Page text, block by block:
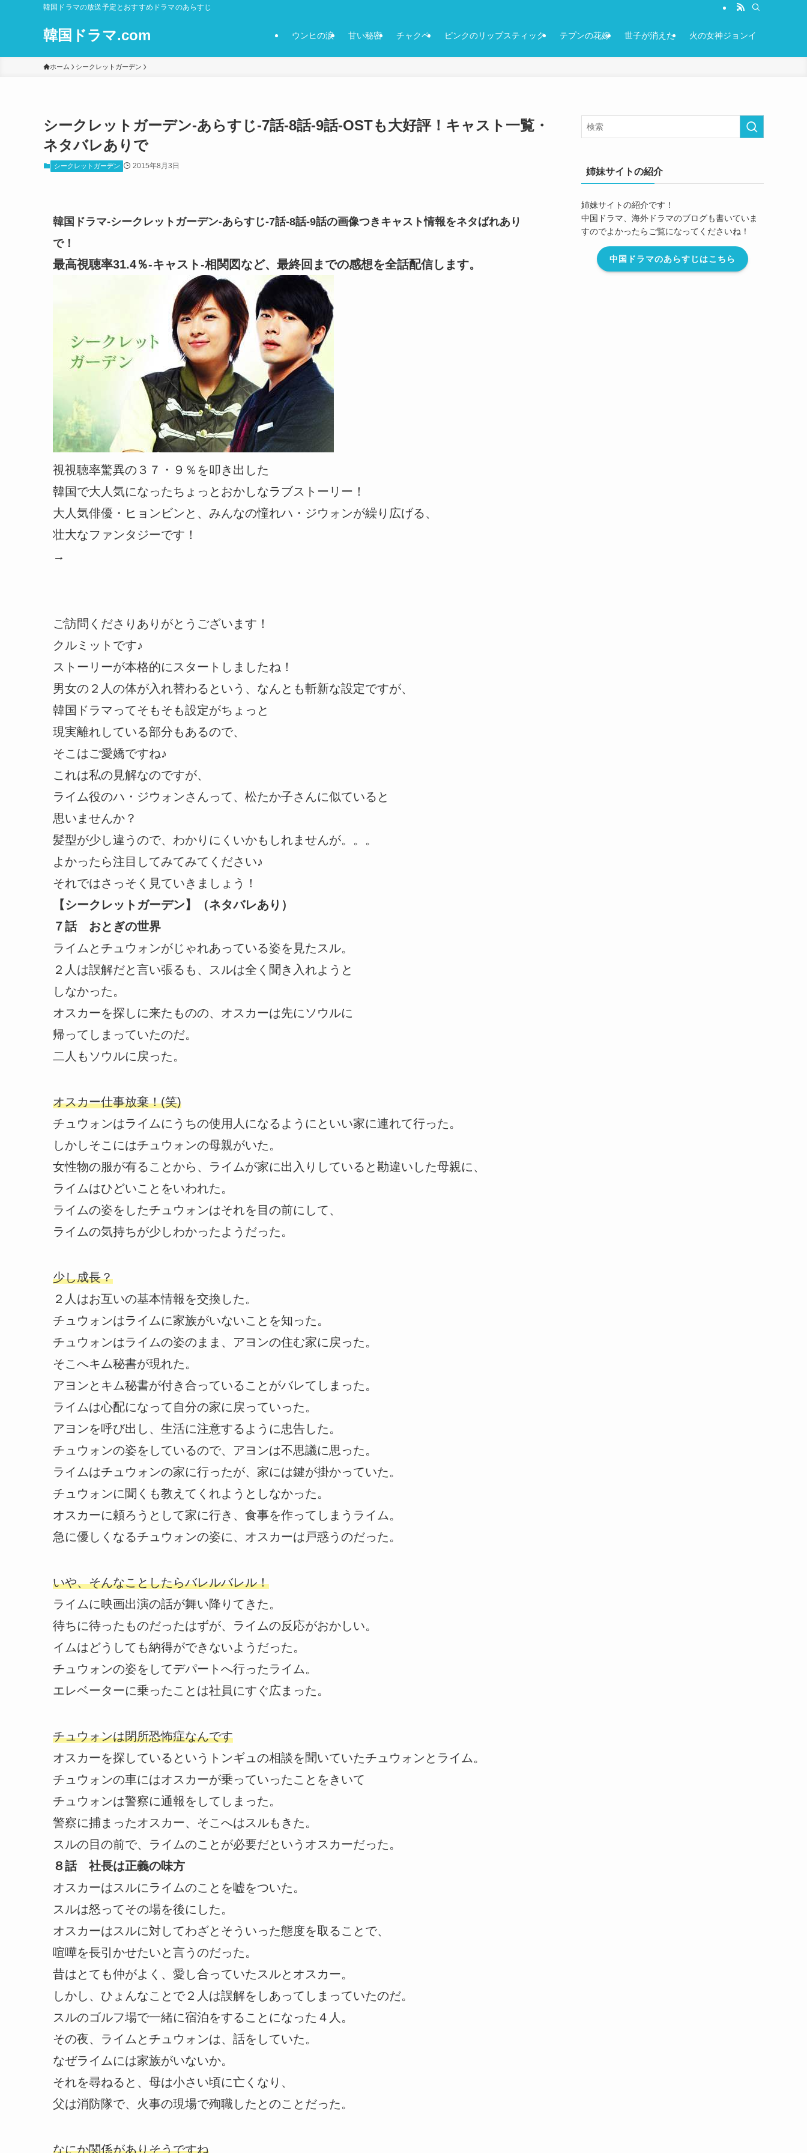
韓国ドラマの放送予定とおすすめドラマのあらすじ
韓国ドラマ.com ウンヒの涙 甘い秘密 チャクペ ピンクのリップスティック テプンの花嫁 世子が消えた 火の女神ジョンイ
ホーム シークレットガーデン
シークレットガーデン-あらすじ-7話-8話-9話-OSTも大好評！キャスト一覧・
ネタバレありで
シークレットガーデン 2015年8月3日
韓国ドラマ-シークレットガーデン-あらすじ-7話-8話-9話の画像つきキャスト情報をネタばれあり
で！
最高視聴率31.4％-キャスト-相関図など、最終回までの感想を全話配信します。
視視聴率驚異の３７・９％を叩き出した
韓国で大人気になったちょっとおかしなラブストーリー！
大人気俳優・ヒョンビンと、みんなの憧れハ・ジウォンが繰り広げる、
壮大なファンタジーです！
→
ご訪問くださりありがとうございます！
クルミットです♪
ストーリーが本格的にスタートしましたね！
男女の２人の体が入れ替わるという、なんとも斬新な設定ですが、
韓国ドラマってそもそも設定がちょっと
現実離れしている部分もあるので、
そこはご愛嬌ですね♪
これは私の見解なのですが、
ライム役のハ・ジウォンさんって、松たか子さんに似ていると
思いませんか？
髪型が少し違うので、わかりにくいかもしれませんが。。。
よかったら注目してみてみてください♪
それではさっそく見ていきましょう！
【シークレットガーデン】（ネタバレあり）
７話 おとぎの世界
ライムとチュウォンがじゃれあっている姿を見たスル。
２人は誤解だと言い張るも、スルは全く聞き入れようと
しなかった。
オスカーを探しに来たものの、オスカーは先にソウルに
帰ってしまっていたのだ。
二人もソウルに戻った。
オスカー仕事放棄！(笑)
チュウォンはライムにうちの使用人になるようにといい家に連れて行った。
しかしそこにはチュウォンの母親がいた。
女性物の服が有ることから、ライムが家に出入りしていると勘違いした母親に、
ライムはひどいことをいわれた。
ライムの姿をしたチュウォンはそれを目の前にして、
ライムの気持ちが少しわかったようだった。
少し成長？
２人はお互いの基本情報を交換した。
チュウォンはライムに家族がいないことを知った。
チュウォンはライムの姿のまま、アヨンの住む家に戻った。
そこへキム秘書が現れた。
アヨンとキム秘書が付き合っていることがバレてしまった。
ライムは心配になって自分の家に戻っていった。
アヨンを呼び出し、生活に注意するように忠告した。
チュウォンの姿をしているので、アヨンは不思議に思った。
ライムはチュウォンの家に行ったが、家には鍵が掛かっていた。
チュウォンに聞くも教えてくれようとしなかった。
オスカーに頼ろうとして家に行き、食事を作ってしまうライム。
急に優しくなるチュウォンの姿に、オスカーは戸惑うのだった。
いや、そんなことしたらバレルバレル！
ライムに映画出演の話が舞い降りてきた。
待ちに待ったものだったはずが、ライムの反応がおかしい。
イムはどうしても納得ができないようだった。
チュウォンの姿をしてデパートへ行ったライム。
エレベーターに乗ったことは社員にすぐ広まった。
チュウォンは閉所恐怖症なんです
オスカーを探しているというトンギュの相談を聞いていたチュウォンとライム。
チュウォンの車にはオスカーが乗っていったことをきいて
チュウォンは警察に通報をしてしまった。
警察に捕まったオスカー、そこへはスルもきた。
スルの目の前で、ライムのことが必要だというオスカーだった。
８話 社長は正義の味方
オスカーはスルにライムのことを嘘をついた。
スルは怒ってその場を後にした。
オスカーはスルに対してわざとそういった態度を取ることで、
喧嘩を長引かせたいと言うのだった。
昔はとても仲がよく、愛し合っていたスルとオスカー。
しかし、ひょんなことで２人は誤解をしあってしまっていたのだ。
スルのゴルフ場で一緒に宿泊をすることになった４人。
その夜、ライムとチュウォンは、話をしていた。
なぜライムには家族がいないか。
それを尋ねると、母は小さい頃に亡くなり、
父は消防隊で、火事の現場で殉職したとのことだった。
なにか関係がありそうですね
姉妹サイトの紹介
姉妹サイトの紹介です！
中国ドラマ、海外ドラマのブログも書いていま
すのでよかったらご覧になってくださいね！
中国ドラマのあらすじはこちら